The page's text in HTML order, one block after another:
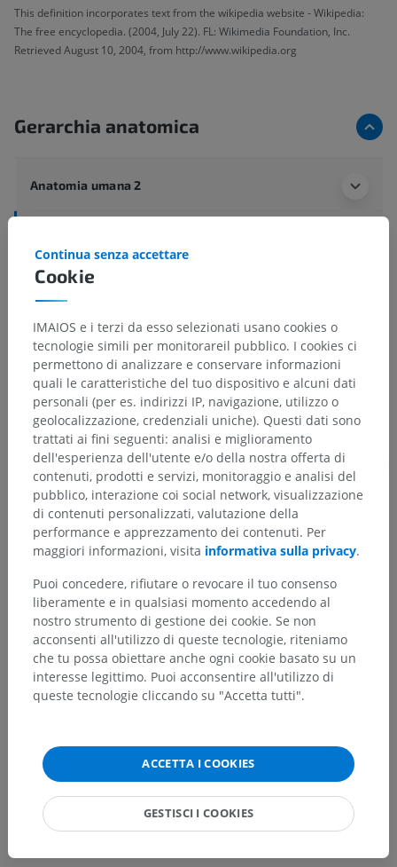
This definition incorporates text from the wikipedia website - Wikipedia:
The free encyclopedia. (2004, July 22). FL: Wikimedia Foundation, Inc.
Retrieved August 10, 2004, from http://www.wikipedia.org
Gerarchia anatomica
Anatomia umana 2
Anatomia sistemica
Articolazioni; sistema articolare
Strutture sottostanti:Non sono presenti strutture
soggiacenti per questa parte anatomica
Traduzioni
Hai notato un errore?
un miglioramento dei contenuti.
Segnala un problema
SCARICA L'APP
Cookie
Continua senza accettare
IMAIOS e i terzi da esso selezionati usano cookies o
tecnologie simili per monitorareil pubblico. I cookies ci
permettono di analizzare e conservare informazioni
quali le caratteristiche del tuo dispositivo e alcuni dati
personali (per es. indirizzi IP, navigazione, utilizzo o
geolocalizzazione, credenziali uniche). Questi dati sono
trattati ai fini seguenti: analisi e miglioramento
dell'esperienza dell'utente e/o della nostra offerta di
contenuti, prodotti e servizi, monitoraggio e analisi del
pubblico, interazione coi social network, visualizzazione
di contenuti personalizzati, valutazione della
performance e apprezzamento dei contenuti. Per
maggiori informazioni, visita informativa sulla privacy.
Puoi concedere, rifiutare o revocare il tuo consenso
liberamente e in qualsiasi momento accedendo al
nostro strumento di gestione dei cookie. Se non
acconsenti all'utilizzo di queste tecnologie, riteniamo
che tu possa obiettare anche ogni cookie basato su un
interesse legittimo. Puoi acconsentire all'utilizzo di
queste tecnologie cliccando su "Accetta tutti".
ACCETTA I COOKIES
GESTISCI I COOKIES